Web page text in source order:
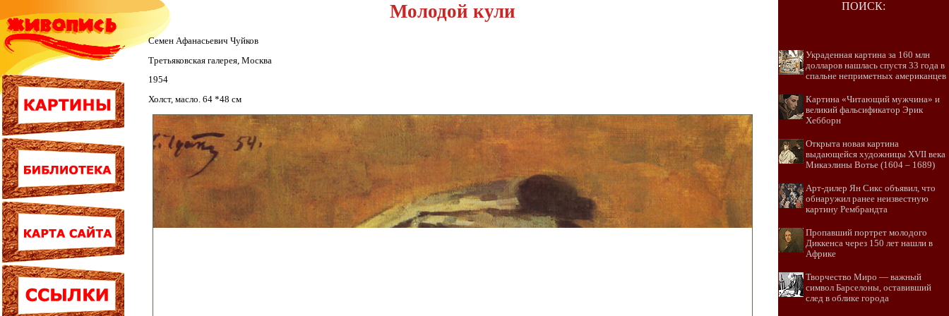
Молодой кули
Семен Афанасьевич Чуйков
Третьяковская галерея, Москва
1954
Холст, масло. 64 *48 см
ПОИСК:
Украденная картина за 160 млн
долларов нашлась спустя 33 года в
спальне неприметных американцев
Картина «Читающий мужчина» и
великий фальсификатор Эрик
Хебборн
Открыта новая картина
выдающейся художницы XVII века
Микаэлины Вотье (1604 – 1689)
Арт-дилер Ян Сикс объявил, что
обнаружил ранее неизвестную
картину Рембрандта
Пропавший портрет молодого
Диккенса через 150 лет нашли в
Африке
Творчество Миро — важный
символ Барселоны, оставивший
след в облике города